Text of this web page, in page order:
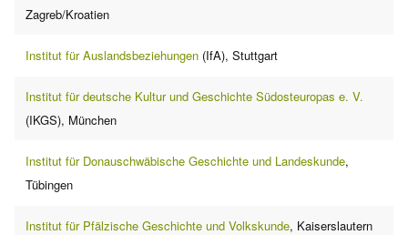
Zagreb/Kroatien
Institut für Auslandsbeziehungen (IfA), Stuttgart
Institut für deutsche Kultur und Geschichte Südosteuropas e. V.
(IKGS), München
Institut für Donauschwäbische Geschichte und Landeskunde,
Tübingen
Institut für Pfälzische Geschichte und Volkskunde, Kaiserslautern